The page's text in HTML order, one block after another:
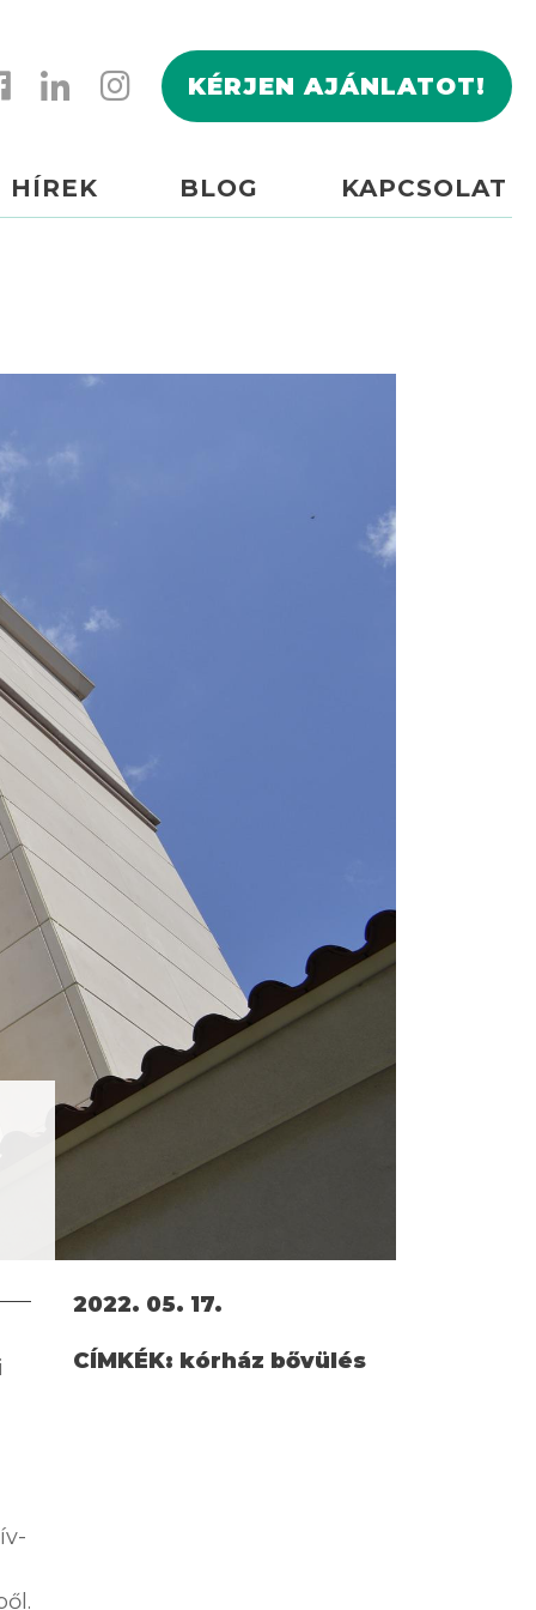
KÉRJEN AJÁNLATOT!
HÍREK BLOG KAPCSOLAT
2022. 05. 17.
CÍMKÉK: kórház bővülés